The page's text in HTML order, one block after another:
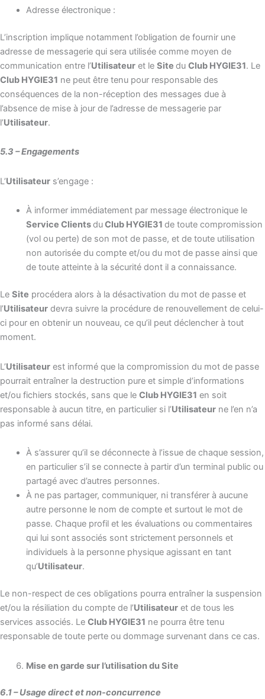
Adresse électronique :
L’inscription implique notamment l’obligation de fournir une
adresse de messagerie qui sera utilisée comme moyen de
communication entre l’Utilisateur et le Site du Club HYGIE31. Le
Club HYGIE31 ne peut être tenu pour responsable des
conséquences de la non-réception des messages due à
l’absence de mise à jour de l’adresse de messagerie par
l’Utilisateur.
5.3 – Engagements
L’Utilisateur s’engage :
À informer immédiatement par message électronique le
Service ClientsduClub HYGIE31 de toute compromission
(vol ou perte) de son mot de passe, et de toute utilisation
non autorisée du compte et/ou du mot de passe ainsi que
de toute atteinte à la sécurité dont il a connaissance.
Le Site procédera alors à la désactivation du mot de passe et
l’Utilisateur devra suivre la procédure de renouvellement de celui-
ci pour en obtenir un nouveau, ce qu’il peut déclencher à tout
moment.
L’Utilisateur est informé que la compromission du mot de passe
pourrait entraîner la destruction pure et simple d’informations
et/ou fichiers stockés, sans que le Club HYGIE31 en soit
responsable à aucun titre, en particulier si l’Utilisateur ne l’en n’a
pas informé sans délai.
À s’assurer qu’il se déconnecte à l’issue de chaque session,
en particulier s’il se connecte à partir d’un terminal public ou
partagé avec d’autres personnes.
À ne pas partager, communiquer, ni transférer à aucune
autre personne le nom de compte et surtout le mot de
passe. Chaque profil et les évaluations ou commentaires
qui lui sont associés sont strictement personnels et
individuels à la personne physique agissant en tant
qu’Utilisateur.
Le non-respect de ces obligations pourra entraîner la suspension
et/ou la résiliation du compte de l’Utilisateur et de tous les
services associés. Le Club HYGIE31 ne pourra être tenu
responsable de toute perte ou dommage survenant dans ce cas.
Mise en garde sur l’utilisation du Site
6.1 – Usage direct et non-concurrence